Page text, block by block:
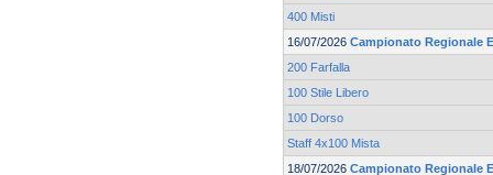
400 Misti
16/07/2026 Campionato Regionale
200 Farfalla
100 Stile Libero
100 Dorso
Staff 4x100 Mista
18/07/2026 Campionato Regionale